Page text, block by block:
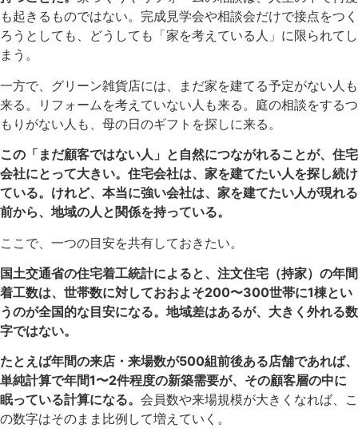
も起きるものではない。完成見学会や相談会だけで接点をつく
ろうとしても、どうしても「家を考えている人」に限られてし
まう。
一方で、グリーン雑貨店には、まだ家を建てる予定がない人も
来る。リフォームを考えていない人も来る。庭の相談をするつ
もりがない人も、母の日のギフトを探しに来る。
この「まだ顧客ではない人」と自然につながれることが、住宅
会社にとって大きい。住宅会社は、家を建てたい人を探し続け
ている。けれど、本当に強い会社は、家を建てたい人が現れる
前から、地域の人と関係を持っている。
ここで、一つの目安を共有しておきたい。
国土交通省の住宅着工統計によると、注文住宅（持家）の年間
着工数は、世帯数に対しておおよそ200〜300世帯に1棟とい
うのが全国的な目安になる。地域差はあるが、大きく外れる数
字ではない。
たとえば年間の来店・来場数が500組前後ある店舗であれば、
単純計算で年間1〜2件程度の新築需要が、その顧客層の中に
眠っている計算になる。 会員数や来場規模が大きくなれば、こ
の数字はそのまま比例して増えていく。